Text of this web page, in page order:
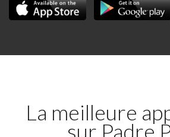
La meilleure
sur Padre